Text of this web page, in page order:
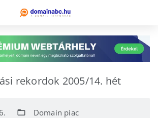
rekordok 2005/14. hét
folder_open Domain piac